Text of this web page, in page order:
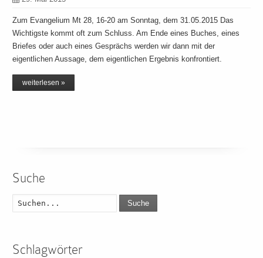
Zum Evangelium Mt 28, 16-20 am Sonntag, dem 31.05.2015 Das
Wichtigste kommt oft zum Schluss. Am Ende eines Buches, eines
Briefes oder auch eines Gesprächs werden wir dann mit der
eigentlichen Aussage, dem eigentlichen Ergebnis konfrontiert.
weiterlesen »
Suche
Suche
Schlagwörter